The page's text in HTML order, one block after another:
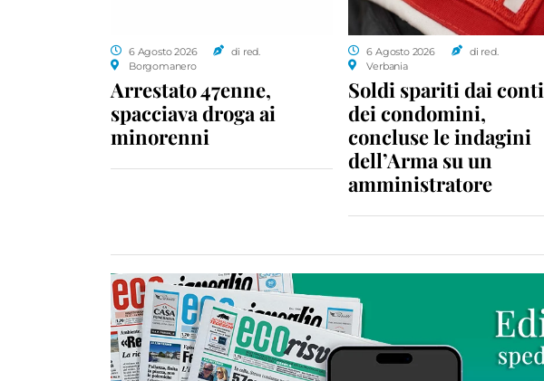
6 Agosto 2026
di red.
Borgomanero
Arrestato 47enne,
spacciava droga ai
minorenni
6 Agosto 2026
di red.
Verbania
Soldi spariti dai conti
dei condomini,
concluse le indagini
dell’Arma su un
amministratore